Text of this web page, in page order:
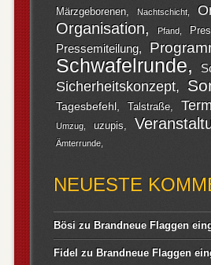
Märzgeborenen
Nachtschicht
Organisation Pfand
Pressemiteilung
Schwafelrunde
Sicherheitskonzept
Tagesbefehl Talstraße
Umzug uzupis
Ämterrunde
NEUESTE
Bösi zu Brandneue Flaggen
Fidel zu Brandneue Flaggen